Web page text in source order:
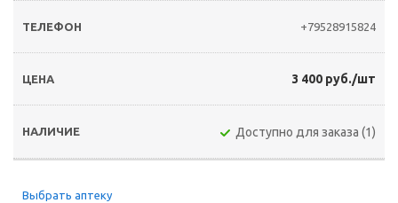
+79528915824
3 400 руб./шт
Доступно для заказа (1)
Выбрать аптеку